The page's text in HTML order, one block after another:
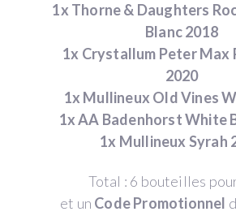
1x Thorne & Daughters
Blanc 2018
1x Crystallum Peter Max
2020
1x Mullineux Old Vines
1x AA Badenhorst White
1x Mullineux Syrah
Total : 6 bouteilles
et un Code Promotionnel